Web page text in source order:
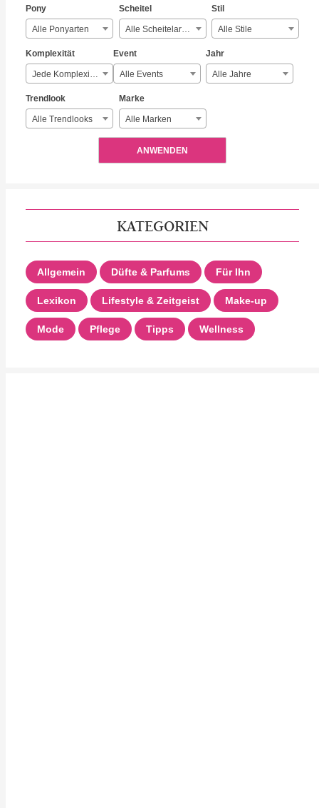
Pony
Alle Ponyarten
Scheitel
Alle Scheitelarten
Stil
Alle Stile
Komplexität
Jede Komplexität
Event
Alle Events
Jahr
Alle Jahre
Trendlook
Alle Trendlooks
Marke
Alle Marken
ANWENDEN
KATEGORIEN
Allgemein Düfte & Parfums Für Ihn
Lexikon Lifestyle & Zeitgeist Make-up
Mode Pflege Tipps Wellness